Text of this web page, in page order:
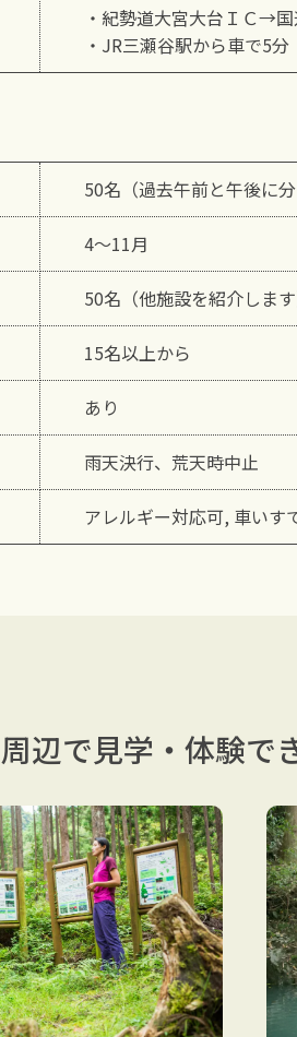
・紀勢道大宮大台ＩＣ→
・JR三瀬谷駅から車で5分
50名（過去午前と午後に
4～11月
50名（他施設を紹介します
15名以上から
あり
雨天決行、荒天時中止
アレルギー対応可, 車いす
周辺で見学・体験で